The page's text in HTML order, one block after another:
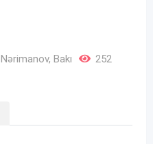
Nərimanov, Bakı
252